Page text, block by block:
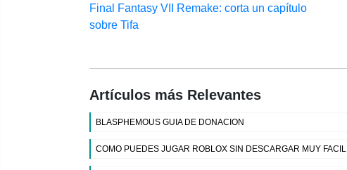
Final Fantasy VII Remake: corta un capítulo
sobre Tifa
Artículos más Relevantes
BLASPHEMOUS GUIA DE DONACION
COMO PUEDES JUGAR ROBLOX SIN DESCARGAR MUY FACIL